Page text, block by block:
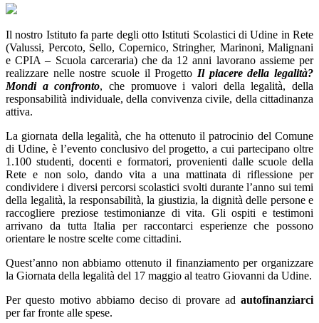
Il nostro Istituto fa parte degli otto Istituti Scolastici di Udine in Rete
(Valussi, Percoto, Sello, Copernico, Stringher, Marinoni, Malignani
e CPIA – Scuola carceraria) che da 12 anni lavorano assieme per
realizzare nelle nostre scuole il Progetto Il piacere della legalità?
Mondi a confronto, che promuove i valori della legalità, della
responsabilità individuale, della convivenza civile, della cittadinanza
attiva.
La giornata della legalità, che ha ottenuto il patrocinio del Comune
di Udine, è l’evento conclusivo del progetto, a cui partecipano oltre
1.100 studenti, docenti e formatori, provenienti dalle scuole della
Rete e non solo, dando vita a una mattinata di riflessione per
condividere i diversi percorsi scolastici svolti durante l’anno sui temi
della legalità, la responsabilità, la giustizia, la dignità delle persone e
raccogliere preziose testimonianze di vita. Gli ospiti e testimoni
arrivano da tutta Italia per raccontarci esperienze che possono
orientare le nostre scelte come cittadini.
Quest’anno non abbiamo ottenuto il finanziamento per organizzare
la Giornata della legalità del 17 maggio al teatro Giovanni da Udine.
Per questo motivo abbiamo deciso di provare ad autofinanziarci
per far fronte alle spese.